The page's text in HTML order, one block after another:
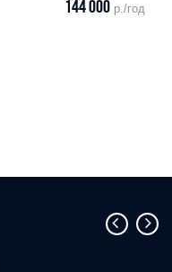
144 000 р./год